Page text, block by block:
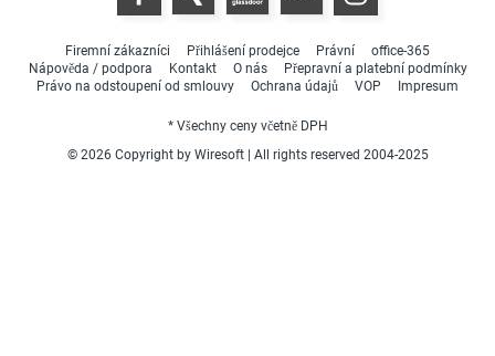
Firemní zákazníci Přihlášení prodejce Právní
office-365
Nápověda / podpora
Kontakt O nás
Přepravní a platební podmínky
Právo na odstoupení od smlouvy
Ochrana údajů VOP Impresum
* Všechny ceny včetně DPH
© 2026 Copyright by Wiresoft | All rights reserved 2004-2025